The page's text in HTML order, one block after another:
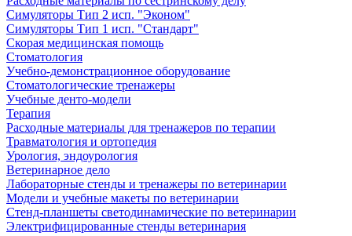
Симуляторы Тип 2 исп. "Эконом"
Симуляторы Тип 1 исп. "Стандарт"
Скорая медицинская помощь
Стоматология
Учебно-демонстрационное оборудование
Стоматологические тренажеры
Учебные денто-модели
Терапия
Расходные материалы для тренажеров по терапии
Травматология и ортопедия
Урология, эндоурология
Ветеринарное дело
Лабораторные стенды и тренажеры по ветеринарии
Модели и учебные макеты по ветеринарии
Стенд-планшеты светодинамические по ветеринарии
Электрифицированные стенды ветеринария